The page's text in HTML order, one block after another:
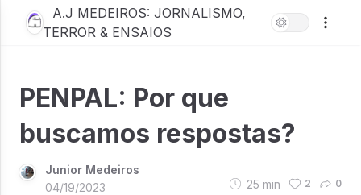
A.J MEDEIROS: JORNALISMO,
TERROR & ENSAIOS
PENPAL: Por que
buscamos respostas?
Junior Medeiros
04/19/2023
25 min 2 0